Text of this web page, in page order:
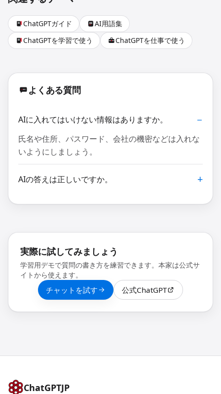
ChatGPTガイド
AI用語集
ChatGPTを学習で使う
ChatGPTを仕事で使う
よくある質問
AIに入れてはいけない情報はありますか。
氏名や住所、パスワード、会社の機密などは入れな
いようにしましょう。
AIの答えは正しいですか。
実際に試してみましょう
学習用デモで質問の書き方を練習できます。本家は公式サ
イトから使えます。
チャットを試す 公式ChatGPT
ChatGPTJP